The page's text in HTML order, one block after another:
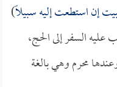
إن استطعت إليه سبيلاً)
السفر إلى الحج،
محرم وهي بالغة